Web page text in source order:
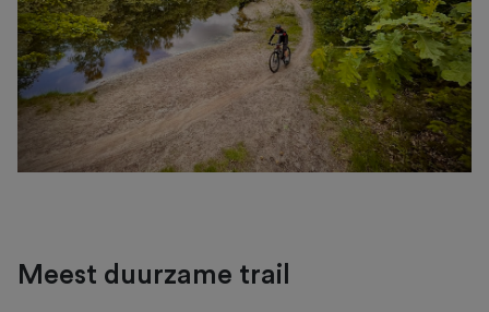
Meest duurzame trail